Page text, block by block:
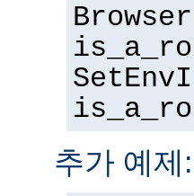
추가 예제: